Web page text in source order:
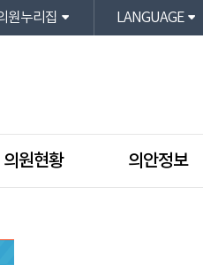
원누리집 LANGUAGE
의원현황 의안정보